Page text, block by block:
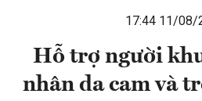
17:44 11/08/
Hỗ trợ người
nhân da cam và